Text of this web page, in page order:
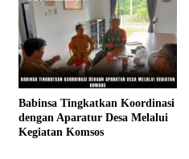
Babinsa Tingkatkan Koordinasi
dengan Aparatur Desa Melalui
Kegiatan Komsos